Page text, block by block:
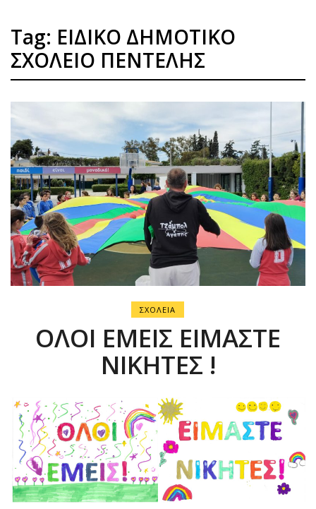
Tag: ΕΙΔΙΚΟ ΔΗΜΟΤΙΚΟ
ΣΧΟΛΕΙΟ ΠΕΝΤΕΛΗΣ
ΣΧΟΛΕΙΑ
ΟΛΟΙ ΕΜΕΙΣ ΕΙΜΑΣΤΕ
ΝΙΚΗΤΕΣ !